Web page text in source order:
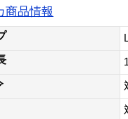
商品情報